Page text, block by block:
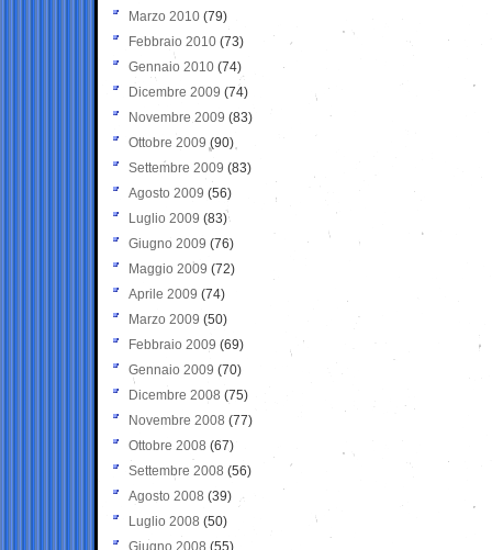
Marzo 2010 (79)
Febbraio 2010 (73)
Gennaio 2010 (74)
Dicembre 2009 (74)
Novembre 2009 (83)
Ottobre 2009 (90)
Settembre 2009 (83)
Agosto 2009 (56)
Luglio 2009 (83)
Giugno 2009 (76)
Maggio 2009 (72)
Aprile 2009 (74)
Marzo 2009 (50)
Febbraio 2009 (69)
Gennaio 2009 (70)
Dicembre 2008 (75)
Novembre 2008 (77)
Ottobre 2008 (67)
Settembre 2008 (56)
Agosto 2008 (39)
Luglio 2008 (50)
Giugno 2008 (55)